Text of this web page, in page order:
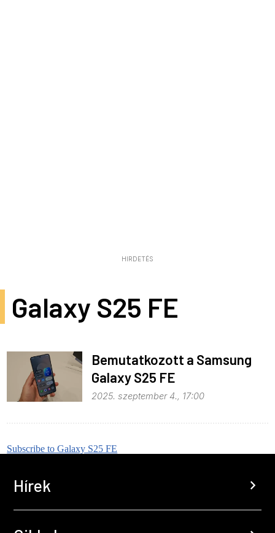
HIRDETÉS
Galaxy S25 FE
Bemutatkozott a Samsung
Galaxy S25 FE
2025. szeptember 4., 17:00
Subscribe to Galaxy S25 FE
Hírek chevron_right